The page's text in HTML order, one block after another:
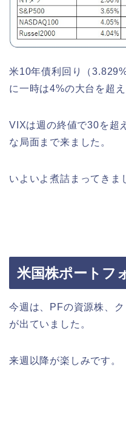
米10年債利回り（
に一時は4%の大台を超え
VIXは週の終値で30を超
な局面まで来ました。
いよいよ煮詰まってきま
米国株ポートフ
今週は、PFの資源株、
が出ていました。
来週以降が楽しみです。